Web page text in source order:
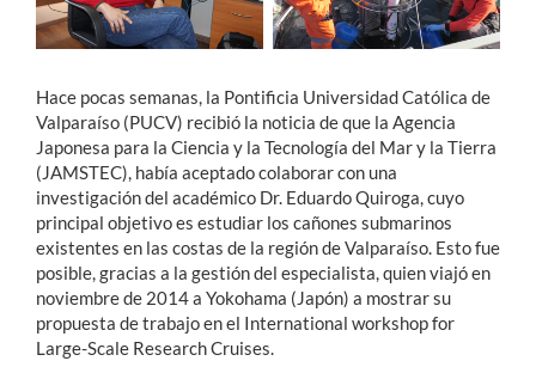
Hace pocas semanas, la Pontificia Universidad Católica de
Valparaíso (PUCV) recibió la noticia de que la Agencia
Japonesa para la Ciencia y la Tecnología del Mar y la Tierra
(JAMSTEC), había aceptado colaborar con una
investigación del académico Dr. Eduardo Quiroga, cuyo
principal objetivo es estudiar los cañones submarinos
existentes en las costas de la región de Valparaíso. Esto fue
posible, gracias a la gestión del especialista, quien viajó en
noviembre de 2014 a Yokohama (Japón) a mostrar su
propuesta de trabajo en el International workshop for
Large-Scale Research Cruises.